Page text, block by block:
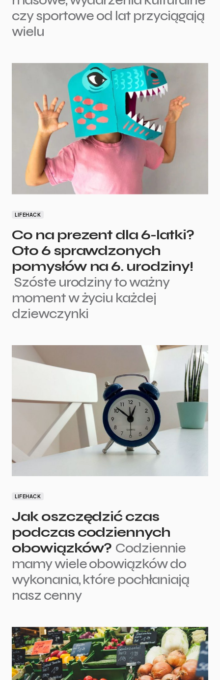
czy sportowe od lat przyciągają
wielu
LIFEHACK
Co na prezent dla 6-latki?
Oto 6 sprawdzonych
pomysłów na 6. urodziny!
Szóste urodziny to ważny
moment w życiu każdej
dziewczynki
LIFEHACK
Jak oszczędzić czas
podczas codziennych
obowiązków? Codziennie
mamy wiele obowiązków do
wykonania, które pochłaniają
nasz cenny